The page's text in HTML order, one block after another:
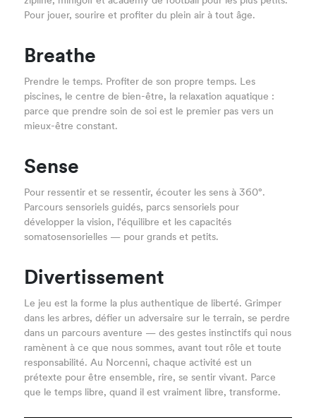
Pour jouer, sourire et profiter du plein air à tout âge.
Breathe
Prendre le temps. Profiter de son propre temps. Les
piscines, le centre de bien-être, la relaxation aquatique :
parce que prendre soin de soi est le premier pas vers un
mieux-être constant.
Sense
Pour ressentir et se ressentir, écouter les sens à 360°.
Parcours sensoriels guidés, parcs sensoriels pour
développer la vision, l'équilibre et les capacités
somatosensorielles — pour grands et petits.
Divertissement
Le jeu est la forme la plus authentique de liberté. Grimper
dans les arbres, défier un adversaire sur le terrain, se perdre
dans un parcours aventure — des gestes instinctifs qui nous
ramènent à ce que nous sommes, avant tout rôle et toute
responsabilité. Au Norcenni, chaque activité est un
prétexte pour être ensemble, rire, se sentir vivant. Parce
que le temps libre, quand il est vraiment libre, transforme.